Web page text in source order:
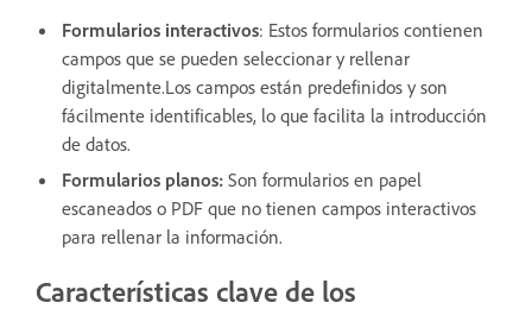
Formularios interactivos: Estos formularios contienen
campos que se pueden seleccionar y rellenar
digitalmente.Los campos están predefinidos y son
fácilmente identificables, lo que facilita la introducción
de datos.
Formularios planos: Son formularios en papel
escaneados o PDF que no tienen campos interactivos
para rellenar la información.
Características clave de los